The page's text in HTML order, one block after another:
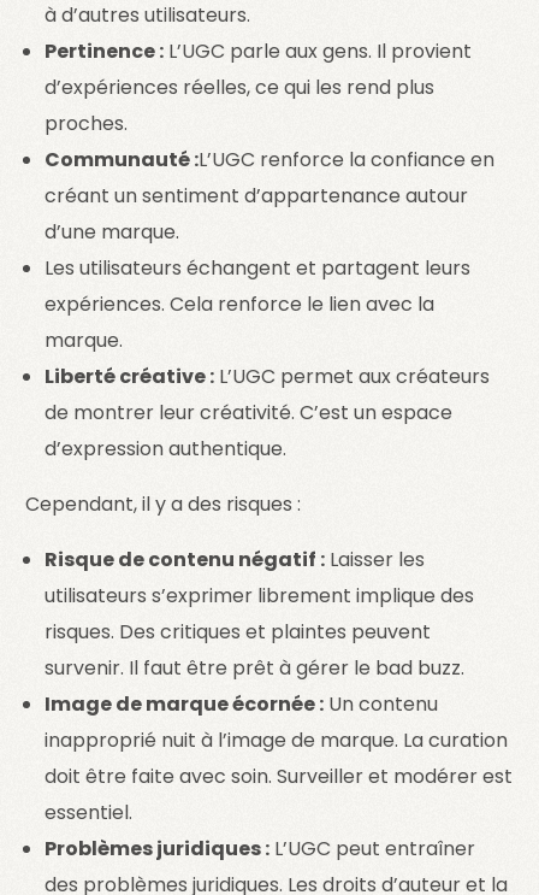
à d’autres utilisateurs.
Pertinence : L’UGC parle aux gens. Il provient
d’expériences réelles, ce qui les rend plus
proches.
Communauté :L’UGC renforce la confiance en
créant un sentiment d’appartenance autour
d’une marque.
Les utilisateurs échangent et partagent leurs
expériences. Cela renforce le lien avec la
marque.
Liberté créative : L’UGC permet aux créateurs
de montrer leur créativité. C’est un espace
d’expression authentique.
Cependant, il y a des risques :
Risque de contenu négatif : Laisser les
utilisateurs s’exprimer librement implique des
risques. Des critiques et plaintes peuvent
survenir. Il faut être prêt à gérer le bad buzz.
Image de marque écornée : Un contenu
inapproprié nuit à l’image de marque. La curation
doit être faite avec soin. Surveiller et modérer est
essentiel.
Problèmes juridiques : L’UGC peut entraîner
des problèmes juridiques. Les droits d’auteur et la